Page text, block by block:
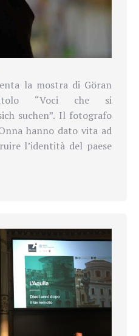
la mostra di Göran
“Voci che si
suchen”. Il fotografo
hanno dato vita ad
l’identità del paese